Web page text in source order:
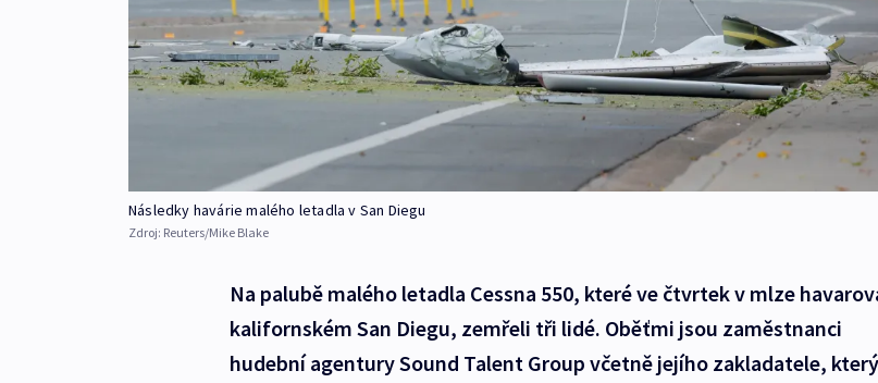
Následky havárie malého letadla v San Diegu
Zdroj: Reuters/Mike Blake
Na palubě malého letadla Cessna 550, které ve čtvrtek v mlze
kalifornském San Diegu, zemřeli tři lidé. Oběťmi jsou zaměstnanci
hudební agentury Sound Talent Group včetně jejího zakladatele, který